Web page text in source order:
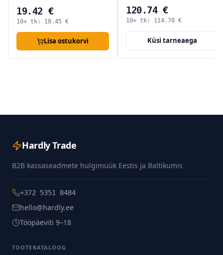
19.42 €
10+ tk: 18.45 €
Lisa ostukorvi
120.74 €
10+ tk: 114.70 €
Küsi tarneaega
Hardly Trade
B2B kassaseadmete hulgimüük Eestis ja Baltikumis
+372 5351 8484
hello@hardly.ee
Tööpäeviti 9–18
TOOTEKATALOOG